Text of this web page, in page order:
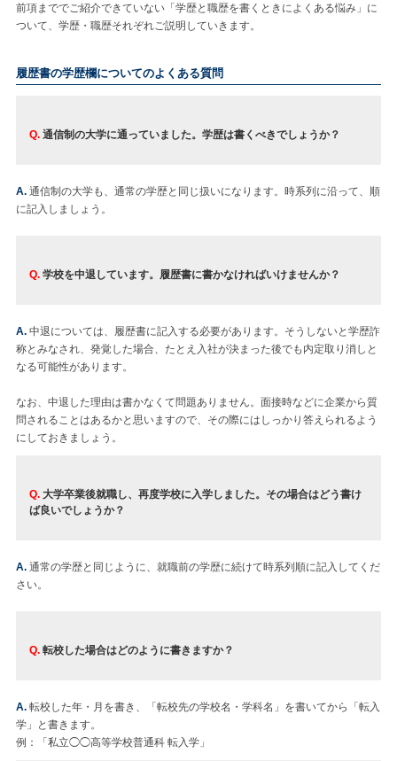
前項まででご紹介できていない「学歴と職歴を書くときによくある悩み」に
ついて、学歴・職歴それぞれご説明していきます。
履歴書の学歴欄についてのよくある質問
Q. 通信制の大学に通っていました。学歴は書くべきでしょうか？
A. 通信制の大学も、通常の学歴と同じ扱いになります。時系列に沿って、順
に記入しましょう。
Q. 学校を中退しています。履歴書に書かなければいけませんか？
A. 中退については、履歴書に記入する必要があります。そうしないと学歴詐
称とみなされ、発覚した場合、たとえ入社が決まった後でも内定取り消しと
なる可能性があります。
なお、中退した理由は書かなくて問題ありません。面接時などに企業から質
問されることはあるかと思いますので、その際にはしっかり答えられるよう
にしておきましょう。
Q. 大学卒業後就職し、再度学校に入学しました。その場合はどう書け
ば良いでしょうか？
A. 通常の学歴と同じように、就職前の学歴に続けて時系列順に記入してくだ
さい。
Q. 転校した場合はどのように書きますか？
A. 転校した年・月を書き、「転校先の学校名・学科名」を書いてから「転入
学」と書きます。
例：「私立◯◯高等学校普通科 転入学」